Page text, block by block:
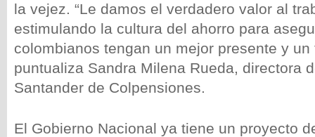
la vejez. “Le damos el verdadero valor al
estimulando la cultura del ahorro para
colombianos tengan un mejor presente y un
puntualiza Sandra Milena Rueda, directora
Santander de Colpensiones.
El Gobierno Nacional ya tiene un proyecto